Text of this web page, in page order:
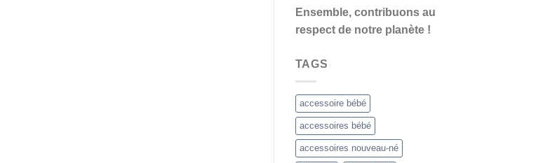
Ensemble, contribuons au
respect de notre planète !
TAGS
accessoire bébé
accessoires bébé
accessoires nouveau-né